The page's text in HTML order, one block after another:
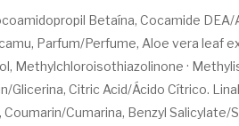
Betaína, Cocamide DEA/
Parfum/Perfume, Aloe vera leaf
Methylchloroisothiazolinone ·
Glicerina, Citric Acid/Ácido Cítrico.
Cumarina, Benzyl Salicylate/